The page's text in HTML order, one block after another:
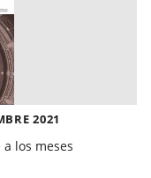
2021
los meses